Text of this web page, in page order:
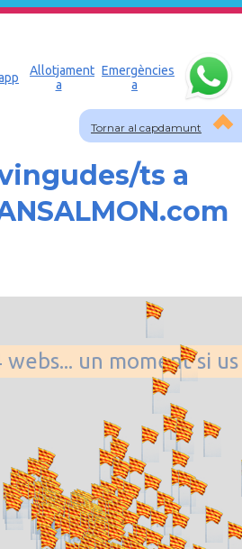
Tornar al capdamunt
Allotjament
a
Emergències
a
ts a
un moment si